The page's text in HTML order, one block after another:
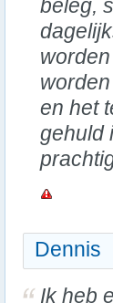
beleg,
en het
gehuld
Dennis
Ik heb